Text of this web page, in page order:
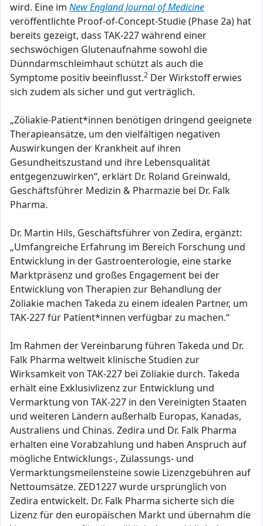
wird. Eine im New England Journal of Medicine
veröffentlichte Proof-of-Concept-Studie (Phase 2a) hat
bereits gezeigt, dass TAK-227 während einer
sechswöchigen Glutenaufnahme sowohl die
Dünndarmschleimhaut schützt als auch die
Symptome positiv beeinflusst.2 Der Wirkstoff erwies
sich zudem als sicher und gut verträglich.
„Zöliakie-Patient*innen benötigen dringend geeignete
Therapieansätze, um den vielfältigen negativen
Auswirkungen der Krankheit auf ihren
Gesundheitszustand und ihre Lebensqualität
entgegenzuwirken“, erklärt Dr. Roland Greinwald,
Geschäftsführer Medizin & Pharmazie bei Dr. Falk
Pharma.
Dr. Martin Hils, Geschäftsführer von Zedira, ergänzt:
„Umfangreiche Erfahrung im Bereich Forschung und
Entwicklung in der Gastroenterologie, eine starke
Marktpräsenz und großes Engagement bei der
Entwicklung von Therapien zur Behandlung der
Zöliakie machen Takeda zu einem idealen Partner, um
TAK-227 für Patient*innen verfügbar zu machen.“
Im Rahmen der Vereinbarung führen Takeda und Dr.
Falk Pharma weltweit klinische Studien zur
Wirksamkeit von TAK-227 bei Zöliakie durch. Takeda
erhält eine Exklusivlizenz zur Entwicklung und
Vermarktung von TAK-227 in den Vereinigten Staaten
und weiteren Ländern außerhalb Europas, Kanadas,
Australiens und Chinas. Zedira und Dr. Falk Pharma
erhalten eine Vorabzahlung und haben Anspruch auf
mögliche Entwicklungs-, Zulassungs- und
Vermarktungsmeilensteine sowie Lizenzgebühren auf
Nettoumsätze. ZED1227 wurde ursprünglich von
Zedira entwickelt. Dr. Falk Pharma sicherte sich die
Lizenz für den europäischen Markt und übernahm die